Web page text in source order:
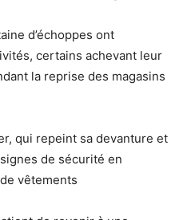
d’échoppes ont
certains achevant leur
la reprise des magasins
qui repeint sa devanture et
de sécurité en
vêtements